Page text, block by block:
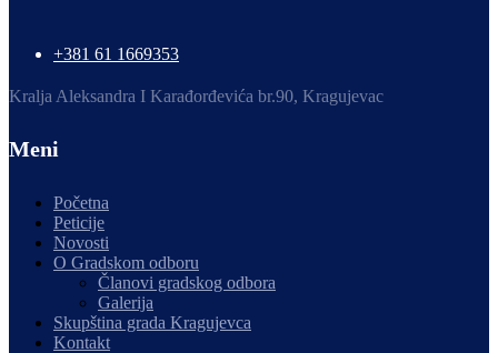
+381 61 1669353
Kralja Aleksandra I Karađorđevića br.90, Kragujevac
Meni
Početna
Peticije
Novosti
O Gradskom odboru
Članovi gradskog odbora
Galerija
Skupština grada Kragujevca
Kontakt